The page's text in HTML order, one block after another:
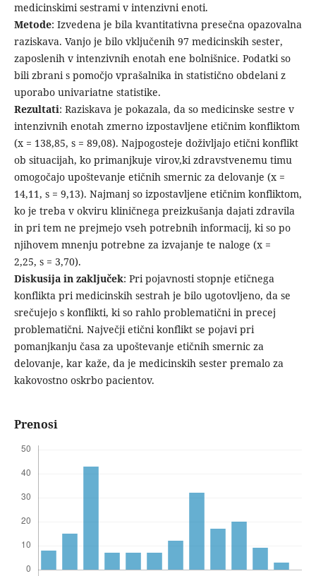
medicinskimi sestrami v intenzivni enoti.
Metode: Izvedena je bila kvantitativna presečna opazovalna
raziskava. Vanjo je bilo vključenih 97 medicinskih sester,
zaposlenih v intenzivnih enotah ene bolnišnice. Podatki so
bili zbrani s pomočjo vprašalnika in statistično obdelani z
uporabo univariatne statistike.
Rezultati: Raziskava je pokazala, da so medicinske sestre v
intenzivnih enotah zmerno izpostavljene etičnim konfliktom
(x = 138,85, s = 89,08). Najpogosteje doživljajo etični konflikt
ob situacijah, ko primanjkuje virov,ki zdravstvenemu timu
omogočajo upoštevanje etičnih smernic za delovanje (x =
14,11, s = 9,13). Najmanj so izpostavljene etičnim konfliktom,
ko je treba v okviru kliničnega preizkušanja dajati zdravila
in pri tem ne prejmejo vseh potrebnih informacij, ki so po
njihovem mnenju potrebne za izvajanje te naloge (x =
2,25, s = 3,70).
Diskusija in zaključek: Pri pojavnosti stopnje etičnega
konflikta pri medicinskih sestrah je bilo ugotovljeno, da se
srečujejo s konflikti, ki so rahlo problematični in precej
problematični. Največji etični konflikt se pojavi pri
pomanjkanju časa za upoštevanje etičnih smernic za
delovanje, kar kaže, da je medicinskih sester premalo za
kakovostno oskrbo pacientov.
Prenosi